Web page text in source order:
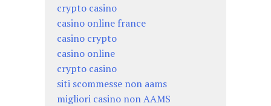
crypto casino
casino online france
casino crypto
casino online
crypto casino
siti scommesse non aams
migliori casino non AAMS